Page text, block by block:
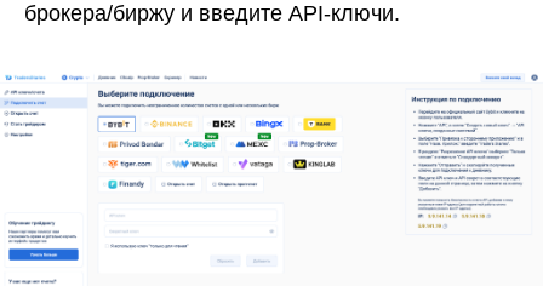
брокера/биржу и введите API-ключи.